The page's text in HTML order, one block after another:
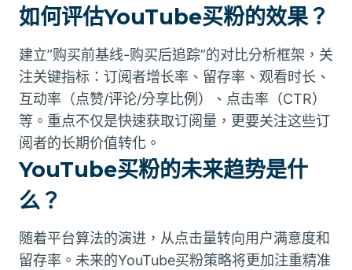
如何评估YouTube买粉的效果？
建立”购买前基线-购买后追踪”的对比分析框架，关
注关键指标：订阅者增长率、留存率、观看时长、
互动率（点赞/评论/分享比例）、点击率（CTR）
等。重点不仅是快速获取订阅量，更要关注这些订
阅者的长期价值转化。
YouTube买粉的未来趋势是什
么？
随着平台算法的演进，从点击量转向用户满意度和
留存率。未来的YouTube买粉策略将更加注重精准